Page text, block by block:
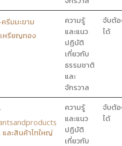
รีมมะขาม
หรียญทอง
ความรู้
และแนว
ปฏิบัติ
เกี่ยวกับ
ธรรมชาติ
และ
จักรวาล
จับต้
ได้
และสินค้าไทใหญ่
ความรู้
และแนว
ปฏิบัติ
เกี่ยวกับ
จับต้
ได้